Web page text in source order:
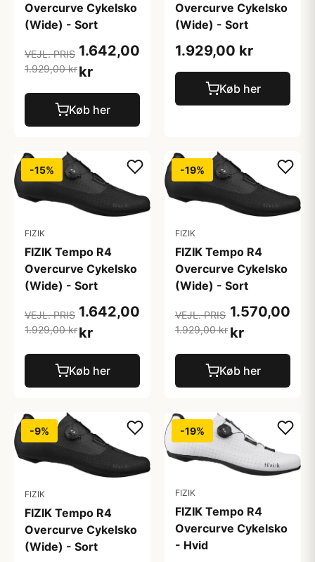
Overcurve Cykelsko
(Wide) - Sort
VEJL. PRIS
1.929,00 kr
1.642,00
kr
Køb her
Overcurve Cykelsko
(Wide) - Sort
1.929,00 kr
Køb her
-15%
FIZIK
FIZIK Tempo R4
Overcurve Cykelsko
(Wide) - Sort
VEJL. PRIS
1.929,00 kr
1.642,00
kr
Køb her
-19%
FIZIK
FIZIK Tempo R4
Overcurve Cykelsko
(Wide) - Sort
VEJL. PRIS
1.929,00 kr
1.570,00
kr
Køb her
-9%
FIZIK
FIZIK Tempo R4
Overcurve Cykelsko
(Wide) - Sort
-19%
FIZIK
FIZIK Tempo R4
Overcurve Cykelsko
- Hvid